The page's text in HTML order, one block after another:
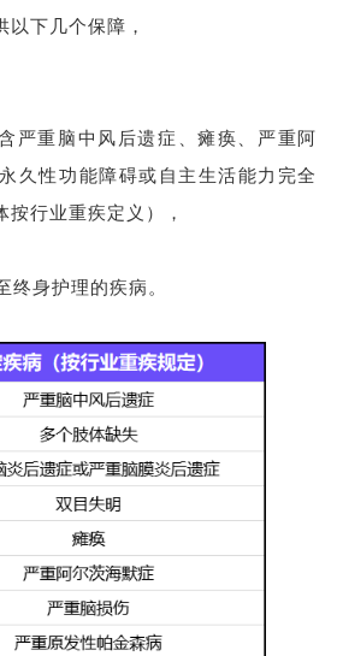
下几个保障，
严重脑中风后遗症、瘫痪、严重阿
久性功能障碍或自主生活能力完全
行业重疾定义），
终身护理的疾病。